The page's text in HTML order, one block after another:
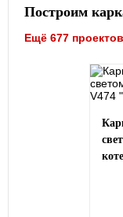
Построим
Ещё 677 проектов